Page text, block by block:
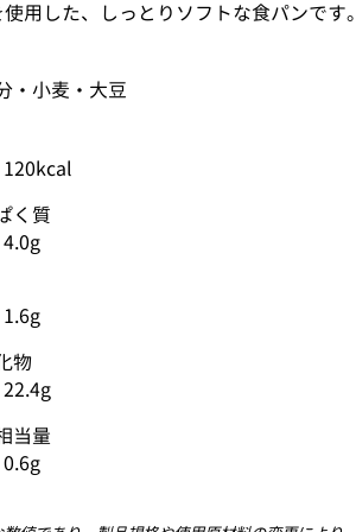
用した、しっとりソフトな食パンです
・小麦・大豆
120kcal
く質
4.0g
1.6g
物
22.4g
当量
0.6g